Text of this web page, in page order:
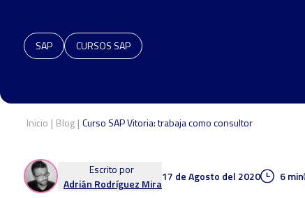
SAP CURSOS SAP
Inicio | Blog | Curso SAP Vitoria: trabaja como consultor
Escrito por
Adrián Rodríguez Mira
17 de Agosto del 2020 6 min